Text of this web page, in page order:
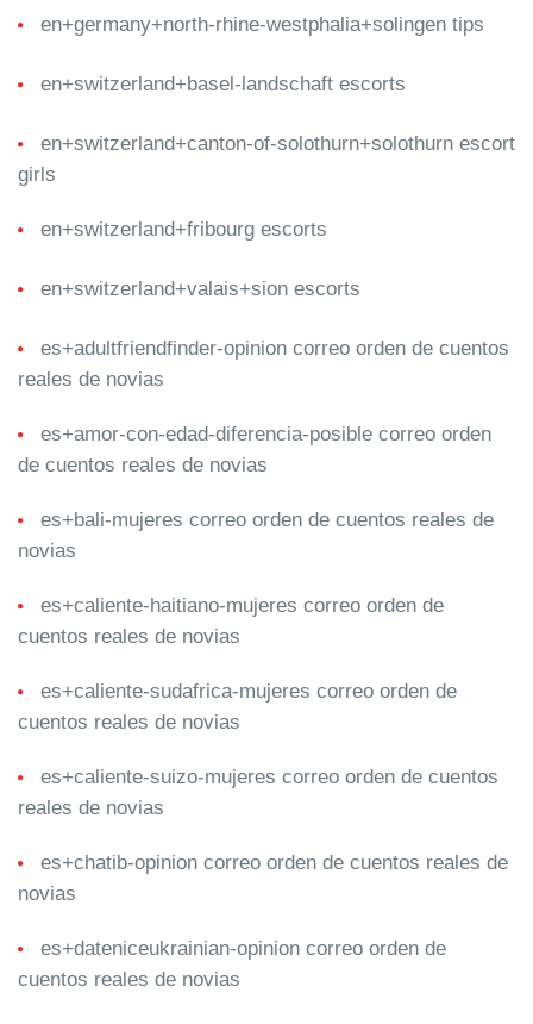
en+germany+north-rhine-westphalia+solingen tips
en+switzerland+basel-landschaft escorts
en+switzerland+canton-of-solothurn+solothurn escort
girls
en+switzerland+fribourg escorts
en+switzerland+valais+sion escorts
es+adultfriendfinder-opinion correo orden de cuentos
reales de novias
es+amor-con-edad-diferencia-posible correo orden
de cuentos reales de novias
es+bali-mujeres correo orden de cuentos reales de
novias
es+caliente-haitiano-mujeres correo orden de
cuentos reales de novias
es+caliente-sudafrica-mujeres correo orden de
cuentos reales de novias
es+caliente-suizo-mujeres correo orden de cuentos
reales de novias
es+chatib-opinion correo orden de cuentos reales de
novias
es+dateniceukrainian-opinion correo orden de
cuentos reales de novias